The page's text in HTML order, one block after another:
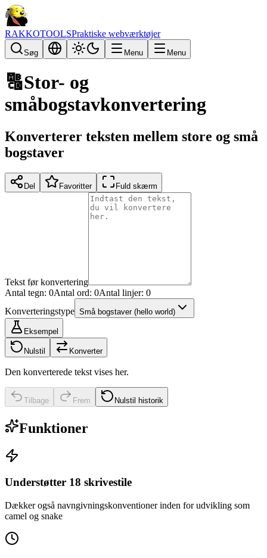
RAKKOTOOLSPraktiske webværktøjer
Søg Menu Menu
🔠Stor- og
småbogstavkonvertering
Konverterer teksten mellem store og små
bogstaver
Del Favoritter Fuld skærm
Tekst før konvertering
Antal tegn: 0Antal ord: 0Antal linjer: 0
Konverteringstype Små bogstaver(hello world)
Eksempel
Nulstil Konverter
Den konverterede tekst vises her.
Tilbage Frem Nulstil historik
Funktioner
Understøtter 18 skrivestile
Dækker også navngivningskonventioner inden for udvikling som
camel og snake